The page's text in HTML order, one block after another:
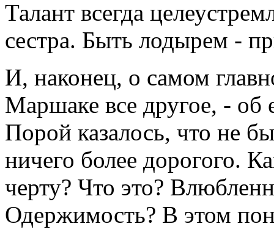
Талант всегда
сестра. Быть лодырем -
И, наконец, о самом
Маршаке все другое, - об
Порой казалось, что не
ничего более дорогого.
черту? Что это?
Одержимость? В этом